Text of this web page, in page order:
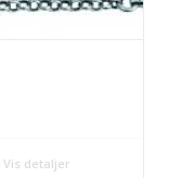
Vis detaljer